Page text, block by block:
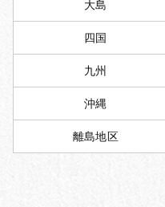
大島
四国
九州
沖縄
離島地区